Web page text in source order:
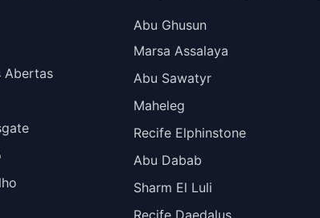
Abertas
Abu Ghusun
Marsa Assalaya
Abu Sawatyr
Maheleg
Recife Elphinstone
Abu Dabab
Sharm El Luli
Recife Daedalus